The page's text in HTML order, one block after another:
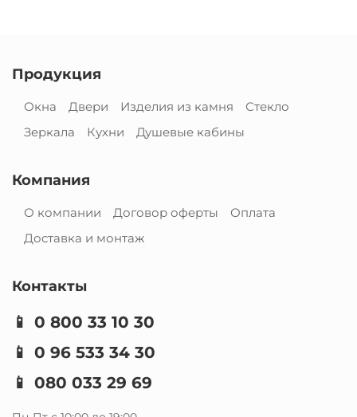
Продукция
Окна Двери Изделия из камня
Стекло
Зеркала
Кухни Душевые кабины
Компания
О компании Договор оферты
Оплата
Доставка и монтаж
Контакты
📱 0 800 33 10 30
📱 0 96 533 34 30
📱 080 033 29 69